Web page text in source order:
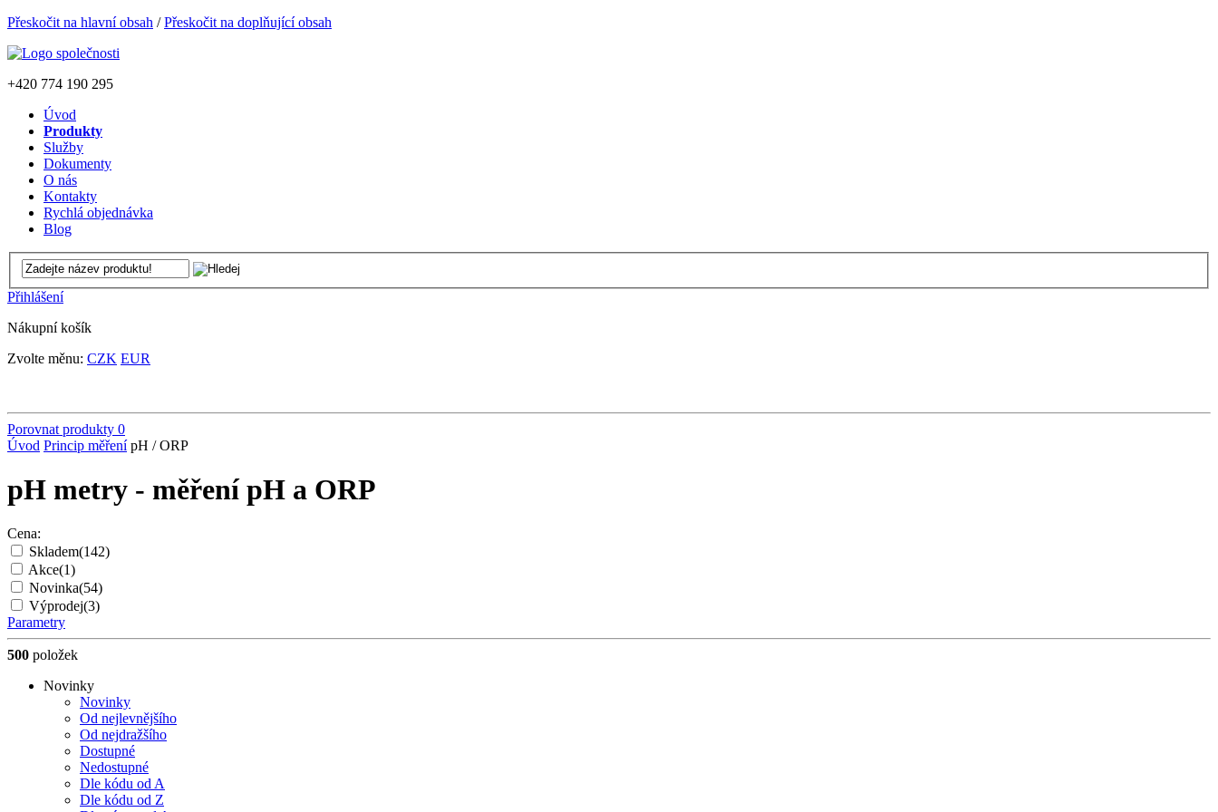
Přeskočit na hlavní obsah /Přeskočit na doplňující obsah
+420 774 190 295
Úvod
Produkty
Služby
Dokumenty
O nás
Kontakty
Rychlá objednávka
Blog
Přihlášení
Nákupní košík
Zvolte měnu: CZK EUR
Porovnat produkty 0
Úvod Princip měření pH / ORP
pH metry - měření pH a ORP
Cena:
Skladem(142)
Akce(1)
Novinka(54)
Výprodej(3)
Parametry
500 položek
Novinky
Novinky
Od nejlevnějšího
Od nejdražšího
Dostupné
Nedostupné
Dle kódu od A
Dle kódu od Z